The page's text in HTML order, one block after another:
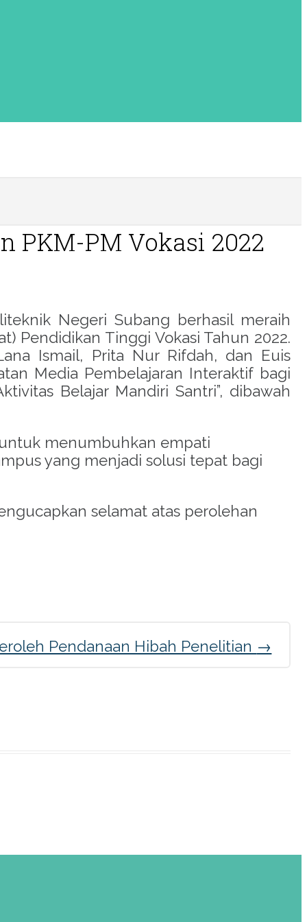
PKM-PM Vokasi 2022
Negeri Subang berhasil meraih
Pendidikan Tinggi Vokasi Tahun 2022.
Ismail, Prita Nur Rifdah, dan Euis
Media Pembelajaran Interaktif bagi
Belajar Mandiri Santri”, dibawah
menumbuhkan empati
yang menjadi solusi tepat bagi
selamat atas perolehan
Pendanaan Hibah Penelitian →